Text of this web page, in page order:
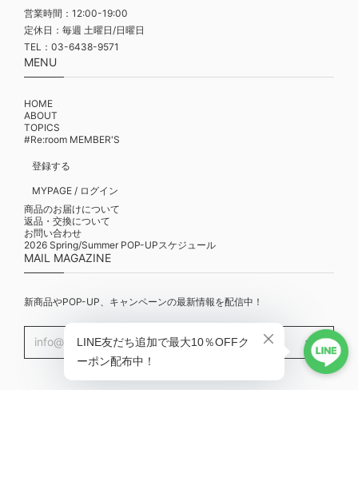
営業時間：12:00-19:00
定休日：毎週 土曜日/日曜日
TEL：03-6438-9571
MENU
HOME
ABOUT
TOPICS
#Re:room MEMBER'S
登録する
MYPAGE / ログイン
商品のお届けについて
返品・交換について
お問い合わせ
2026 Spring/Summer POP-UPスケジュール
MAIL MAGAZINE
新商品やPOP-UP、キャンペーンの最新情報を配信中！